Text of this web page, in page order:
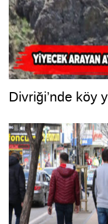
Divriği’nde köy